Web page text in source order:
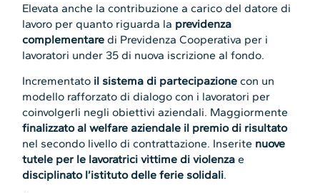
Elevata anche la contribuzione a carico del datore di
lavoro per quanto riguarda la previdenza
complementare di Previdenza Cooperativa per i
lavoratori under 35 di nuova iscrizione al fondo.
Incrementato il sistema di partecipazione con un
modello rafforzato di dialogo con i lavoratori per
coinvolgerli negli obiettivi aziendali. Maggiormente
finalizzato al welfare aziendale il premio di risultato
nel secondo livello di contrattazione. Inserite nuove
tutele per le lavoratrici vittime di violenza e
disciplinato l’istituto delle ferie solidali.